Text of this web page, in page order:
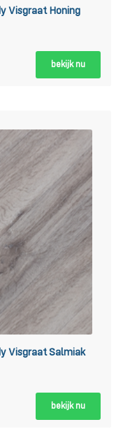
Visgraat Honing
bekijk nu
Visgraat Salmiak
bekijk nu